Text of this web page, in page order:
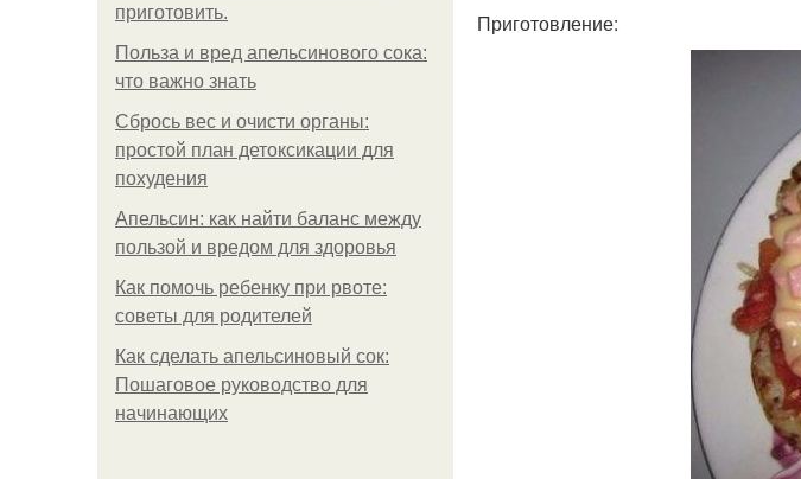
приготовить.
Польза и вред апельсинового сока:
что важно знать
Сбрось вес и очисти органы:
простой план детоксикации для
похудения
Апельсин: как найти баланс между
пользой и вредом для здоровья
Как помочь ребенку при рвоте:
советы для родителей
Как сделать апельсиновый сок:
Пошаговое руководство для
начинающих
Приготовление: